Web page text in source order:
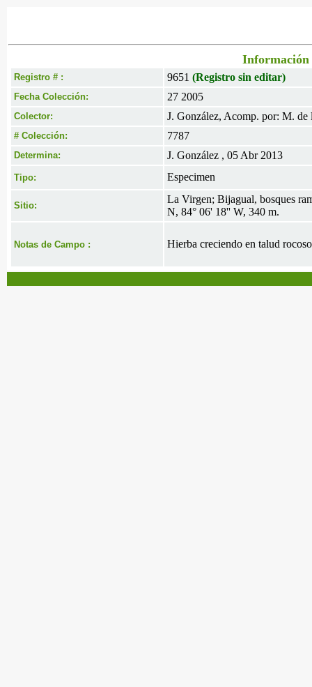
Información
Registro # : 9651 (Registro sin editar)
Fecha Colección: 27 2005
Colector: J. González, Acomp. por: M. de
# Colección: 7787
Determina: J. González , 05 Abr 2013
Tipo: Especimen
Sitio:
La Virgen; Bijagual, bosques
N, 84° 06' 18'' W, 340 m.
Notas de Campo : Hierba creciendo en talud